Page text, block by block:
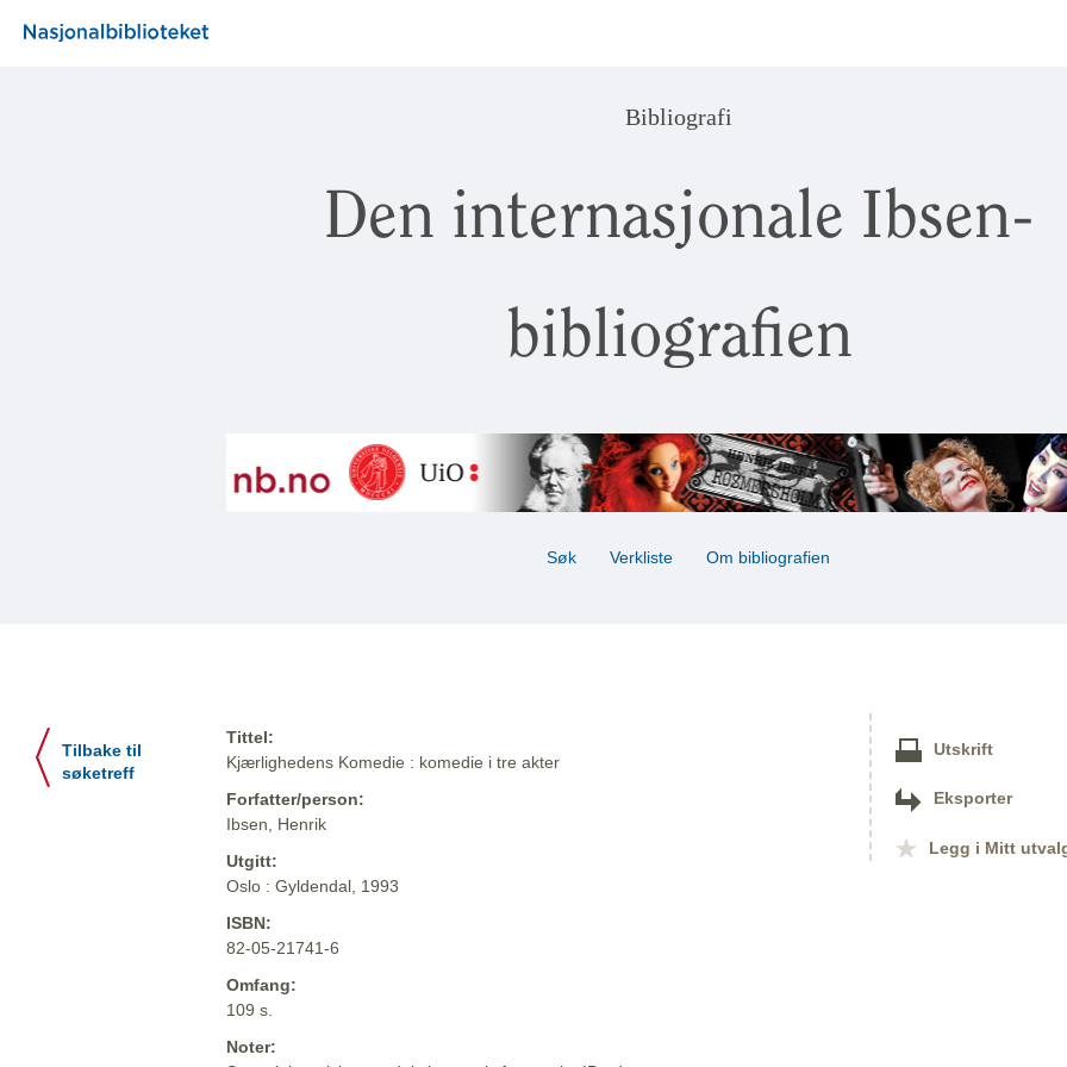
Bibliografi
Den internasjonale Ibsen-
bibliografien
Søk Verkliste Om bibliografien
Tilbake til
søketreff
Tittel:
Kjærlighedens Komedie : komedie i tre akter
Forfatter/person:
Ibsen, Henrik
Utgitt:
Oslo : Gyldendal, 1993
ISBN:
82-05-21741-6
Omfang:
109 s.
Noter:
Utskrift
Eksporter
Legg i Mitt